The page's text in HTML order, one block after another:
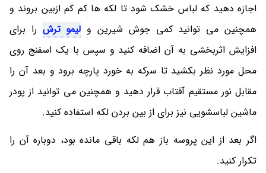
اجازه دهید که لباس خشک شود تا لکه ها کم کم ازبین بروند و
همچنین می توانید کمی جوش شیرین و لیمو ترش را برای
افزایش اثربخشی به آن اضافه کنید و سپس با یک اسفنج روی
محل مورد نظر بکشید تا سرکه به خورد پارچه برود و بعد آن را
مقابل نور مستقیم آفتاب قرار دهید و همچنین می توانید از پودر
ماشین لباسشویی نیز برای از بین بردن لکه استفاده کنید.
اگر بعد از این پروسه باز هم لکه باقی مانده بود، دوباره آن را
تکرار کنید.